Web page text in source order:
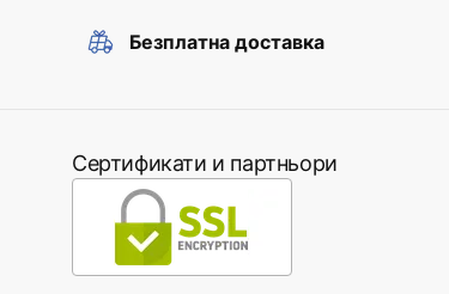
Безплатна доставка
Сертификати и партньори